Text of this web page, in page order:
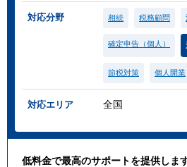
対応分野 相続 税務顧問
確定申告（個人）
節税対策 個人開業
対応エリア 全国
低料金で最高のサポートを提供しま